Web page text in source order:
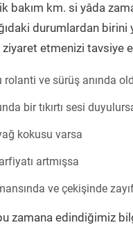
bakım km. si yâda
durumlardan birini
etmenizi tavsiye
rolanti ve sürüş anında
bir tıkırtı sesi
kokusu varsa
artmışsa
ve çekişinde
zamana edindiğimiz